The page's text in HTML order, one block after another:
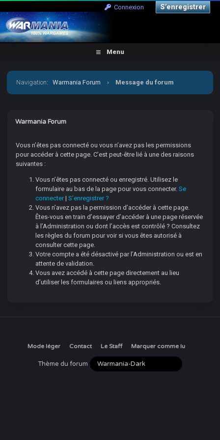
Connexion S’enregistrer
Menu
Navigation:Warmania Forum › Message du forum
Warmania Forum
Vous n’êtes pas connecté ou vous n’avez pas les permissions
pour accéder à cette page. C’est peut-être lié à une des raisons
suivantes :
Vous n’êtes pas connecté ou enregistré. Utilisez le
formulaire au bas de la page pour vous connecter.Se
connecter|S’enregistrer ?
Vous n’avez pas la permission d’accéder à cette page.
Êtes-vous en train d’essayer d’accéder à une page réservée
à l’Administration ou dont l’accès est contrôlé ? Consultez
les règles du forum pour voir si vous êtes autorisé à
consulter cette page.
Votre compte a été désactivé par l’Administration ou est en
attente de validation.
Vous avez accédé à cette page directement au lieu
d’utiliser les formulaires ou liens appropriés.
Mode léger Contact Le Staff Marquer comme lu
Thème du forum